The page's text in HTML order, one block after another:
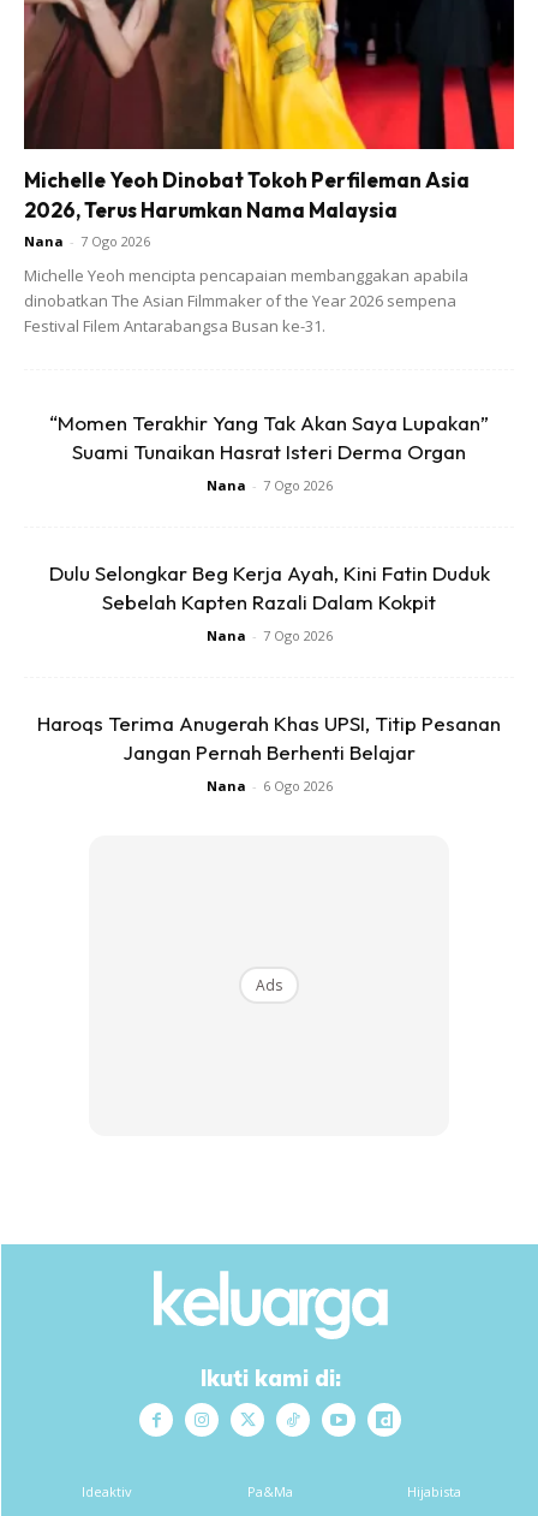
Ads
6 biji putih telur
3/4 cawan gula pasir
1 sudu teh cream of tartar
1/4 cawan minyak masak
Michelle Yeoh Dinobat Tokoh Perfileman Asia
2026, Terus Harumkan Nama Malaysia
Nana - 7 Ogo 2026
Michelle Yeoh mencipta pencapaian membanggakan apabila
dinobatkan The Asian Filmmaker of the Year 2026 sempena
Festival Filem Antarabangsa Busan ke-31.
“Momen Terakhir Yang Tak Akan Saya Lupakan”
Suami Tunaikan Hasrat Isteri Derma Organ
Nana - 7 Ogo 2026
Dulu Selongkar Beg Kerja Ayah, Kini Fatin Duduk
Sebelah Kapten Razali Dalam Kokpit
Nana - 7 Ogo 2026
Haroqs Terima Anugerah Khas UPSI, Titip Pesanan
Jangan Pernah Berhenti Belajar
Nana - 6 Ogo 2026
Ads
Ikuti kami di:
Ideaktiv Pa&Ma Hijabista